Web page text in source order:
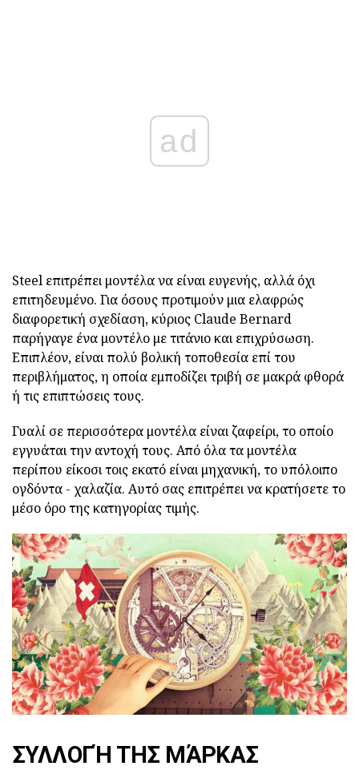
ad
Steel επιτρέπει μοντέλα να είναι ευγενής, αλλά όχι
επιτηδευμένο. Για όσους προτιμούν μια ελαφρώς
διαφορετική σχεδίαση, κύριος Claude Bernard
παρήγαγε ένα μοντέλο με τιτάνιο και επιχρύσωση.
Επιπλέον, είναι πολύ βολική τοποθεσία επί του
περιβλήματος, η οποία εμποδίζει τριβή σε μακρά φθορά
ή τις επιπτώσεις τους.
Γυαλί σε περισσότερα μοντέλα είναι ζαφείρι, το οποίο
εγγυάται την αντοχή τους. Από όλα τα μοντέλα
περίπου είκοσι τοις εκατό είναι μηχανική, το υπόλοιπο
ογδόντα - χαλαζία. Αυτό σας επιτρέπει να κρατήσετε το
μέσο όρο της κατηγορίας τιμής.
ΣΥΛΛΟΓΉ ΤΗΣ ΜΆΡΚΑΣ